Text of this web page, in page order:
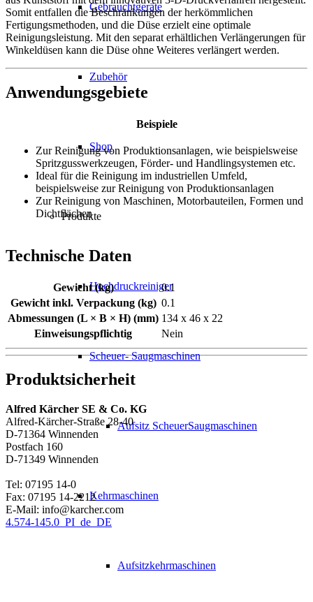
Gebrauchtgeräte
Zubehör
Shop
Produkte
Hochdruckreiniger
Scheuer- Saugmaschinen
Aufsitz ScheuerSaugmaschinen
Kehrmaschinen
Aufsitzkehrmaschinen
Somit entfallen die Beschränkungen der herkömmlichen
Fertigungsmethoden, und die Düse erzielt eine optimale
Reinigungsleistung. Mit den separat erhältlichen Verlängerungen für
Winkeldüsen kann die Düse ohne Weiteres verlängert werden.
Anwendungsgebiete
Beispiele
Zur Reinigung von Produktionsanlagen, wie beispielsweise
Spritzgusswerkzeugen, Förder- und Handlingsystemen etc.
Ideal für die Reinigung im industriellen Umfeld,
beispielsweise zur Reinigung von Produktionsanlagen
Zur Reinigung von Maschinen, Motorbauteilen, Formen und
Dichtflächen
Technische Daten
Gewicht (kg)
0.1
Gewicht inkl. Verpackung (kg) 0.1
Abmessungen (L × B × H) (mm) 134 x 46 x 22
Einweisungspflichtig
Nein
Produktsicherheit
Alfred Kärcher SE & Co. KG
Alfred-Kärcher-Straße 28-40
D-71364 Winnenden
Postfach 160
D-71349 Winnenden
Tel: 07195 14-0
Fax: 07195 14-2212
E-Mail: info@karcher.com
4.574-145.0_PI_de_DE